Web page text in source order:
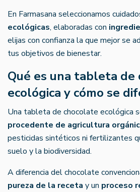
En Farmasana seleccionamos
ecológicas, elaboradas con
elijas con confianza la que mejor se
tus objetivos de bienestar.
Qué es una tableta de
ecológica y cómo se
Una tableta de chocolate ecológica
procedente de agricultura
pesticidas sintéticos ni fertilizantes
suelo y la biodiversidad.
A diferencia del chocolate
pureza de la receta y un proceso